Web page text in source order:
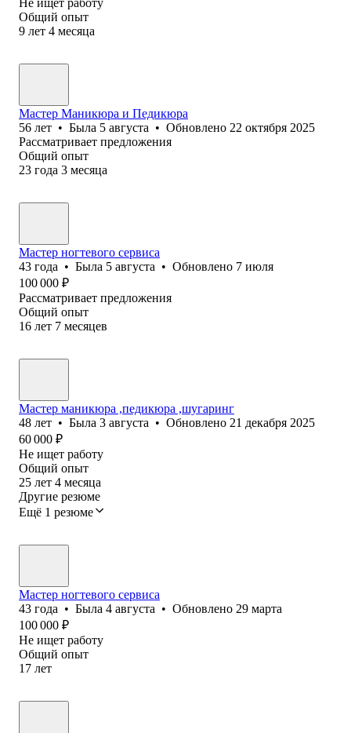
Общий опыт
9 лет 4 месяца
Мастер Маникюра и Педикюра
56 лет • Была 5 августа • Обновлено 22 октября 2025
Рассматривает предложения
Общий опыт
23 года 3 месяца
Мастер ногтевого сервиса
43 года • Была 5 августа • Обновлено 7 июля
100 000 ₽
Рассматривает предложения
Общий опыт
16 лет 7 месяцев
Мастер маникюра ,педикюра ,шугаринг
48 лет • Была 3 августа • Обновлено 21 декабря 2025
60 000 ₽
Не ищет работу
Общий опыт
25 лет 4 месяца
Другие резюме
Ещё 1 резюме
Мастер ногтевого сервиса
43 года • Была 4 августа • Обновлено 29 марта
100 000 ₽
Не ищет работу
Общий опыт
17 лет